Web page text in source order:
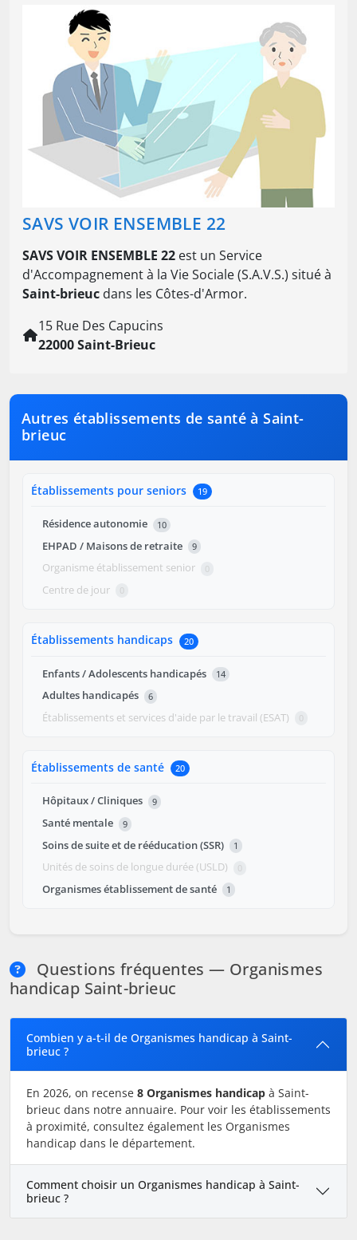
SAVS VOIR ENSEMBLE 22
SAVS VOIR ENSEMBLE 22 est un Service
d'Accompagnement à la Vie Sociale (S.A.V.S.) situé à
Saint-brieuc dans les Côtes-d'Armor.
15 Rue Des Capucins
22000 Saint-Brieuc
Autres établissements de santé à Saint-
brieuc
Établissements pour seniors 19
Résidence autonomie 10
EHPAD / Maisons de retraite 9
Organisme établissement senior 0
Centre de jour 0
Établissements handicaps 20
Enfants / Adolescents handicapés 14
Adultes handicapés 6
Établissements et services d'aide par le travail (ESAT) 0
Établissements de santé 20
Hôpitaux / Cliniques 9
Santé mentale 9
Soins de suite et de rééducation (SSR) 1
Unités de soins de longue durée (USLD) 0
Organismes établissement de santé 1
Questions fréquentes — Organismes
handicap Saint-brieuc
Combien y a-t-il de Organismes handicap à Saint-
brieuc ?
En 2026, on recense 8 Organismes handicap à Saint-
brieuc dans notre annuaire. Pour voir les établissements
à proximité, consultez également les Organismes
handicap dans le département.
Comment choisir un Organismes handicap à Saint-
brieuc ?